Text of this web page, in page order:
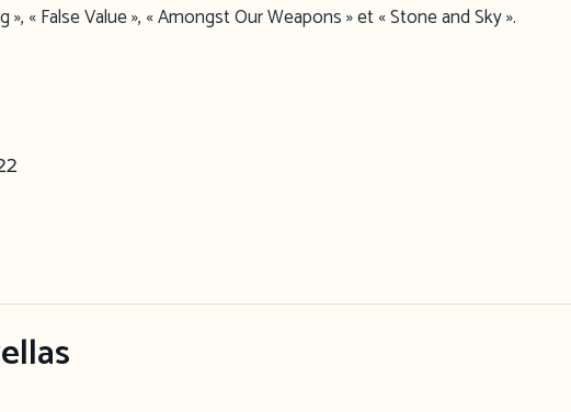
« False Value », « Amongst Our Weapons » et « Stone and Sky ».